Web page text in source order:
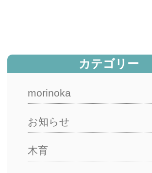
カテゴリー
morinoka
お知らせ
木育